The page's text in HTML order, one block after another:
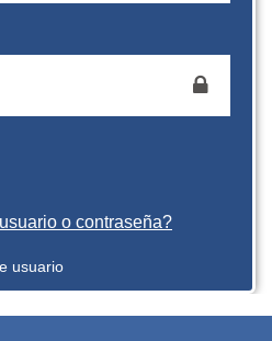
o contraseña?
usuario